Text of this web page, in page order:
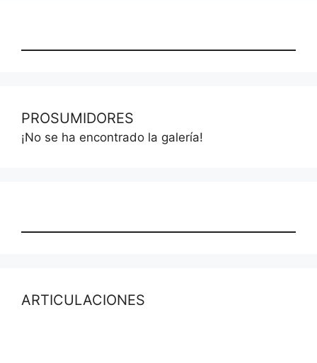
PROSUMIDORES
¡No se ha encontrado la galería!
ARTICULACIONES